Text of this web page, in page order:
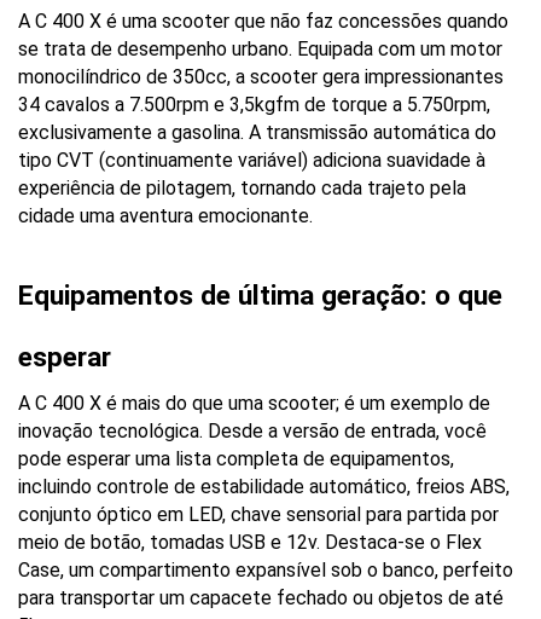
A C 400 X é uma scooter que não faz concessões quando
se trata de desempenho urbano. Equipada com um motor
monocilíndrico de 350cc, a scooter gera impressionantes
34 cavalos a 7.500rpm e 3,5kgfm de torque a 5.750rpm,
exclusivamente a gasolina. A transmissão automática do
tipo CVT (continuamente variável) adiciona suavidade à
experiência de pilotagem, tornando cada trajeto pela
cidade uma aventura emocionante.
Equipamentos de última geração: o que
esperar
A C 400 X é mais do que uma scooter; é um exemplo de
inovação tecnológica. Desde a versão de entrada, você
pode esperar uma lista completa de equipamentos,
incluindo controle de estabilidade automático, freios ABS,
conjunto óptico em LED, chave sensorial para partida por
meio de botão, tomadas USB e 12v. Destaca-se o Flex
Case, um compartimento expansível sob o banco, perfeito
para transportar um capacete fechado ou objetos de até